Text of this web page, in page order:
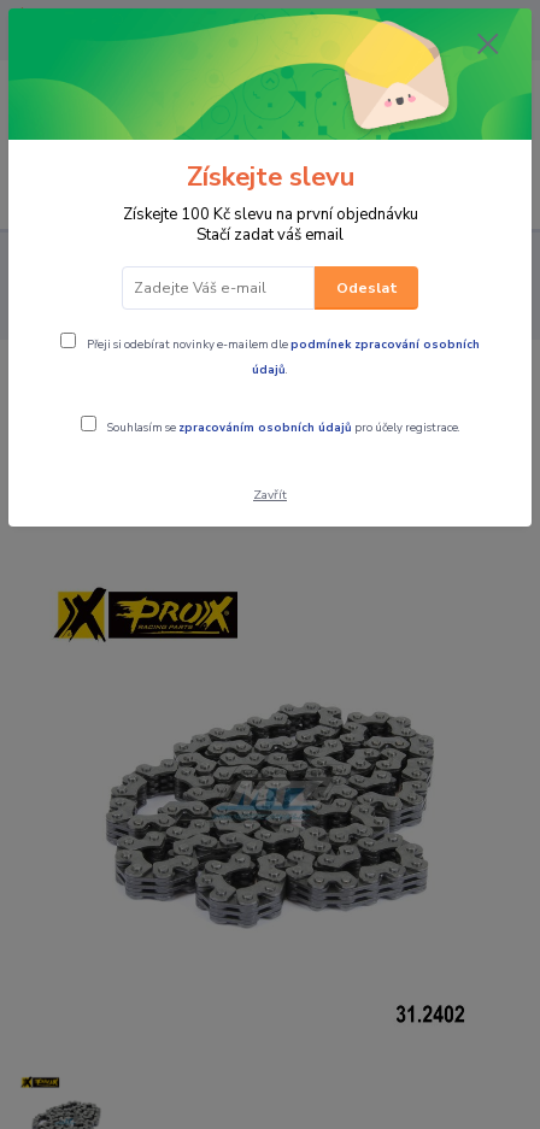
OPAVA 733537099/HLUČÍN
734541648/OLOMOUC 734593593
0,00 CZK
PRO STROJE NÁHRADNÍ DÍLY MX MOTORKY
PROX Řetěz
rozvodový - 92RH2010-114čl - Yamaha YZF250 / 01-13 + WRF250 +
Kawasaki KXF250 / 04-16 + Suzuki RMZ250 / 04-20
114čl - Yamaha YZF250 / 01-13 +
Suzuki RMZ250 / 04-20
Získejte slevu
Získejte 100 Kč slevu na první objednávku
Stačí zadat váš email
Odeslat
Přeji si odebírat novinky e-mailem dlepodmínek zpracování osobních
údajů.
Souhlasím se zpracováním osobních údajů pro účely registrace.
Zavřít